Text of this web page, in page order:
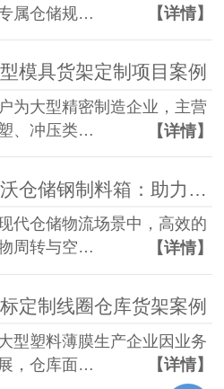
属仓储规…
【详情】
模具货架定制项目案例
为大型精密制造企业，主营
、冲压类…
【详情】
代仓储物流场景中，高效的
周转与空…
【详情】
定制线圈仓库货架案例
型塑料薄膜生产企业因业务
，仓库面…
【详情】